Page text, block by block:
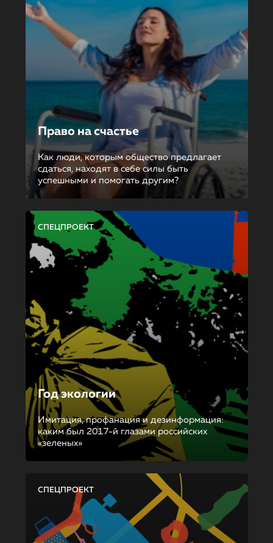
Право на счастье
Как люди, которым общество предлагает
сдаться, находят в себе силы быть
успешными и помогать другим?
СПЕЦПРОЕКТ
Год экологии
Имитация, профанация и дезинформация:
каким был 2017-й глазами российских
«зеленых»
СПЕЦПРОЕКТ